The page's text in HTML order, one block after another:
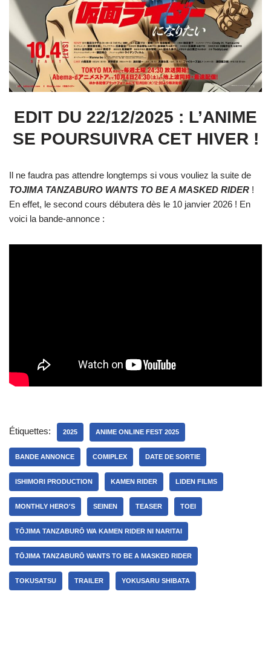
EDIT DU 22/12/2025 : L’ANIME
SE POURSUIVRA CET HIVER !
Il ne faudra pas attendre longtemps si vous vouliez la suite de
TOJIMA TANZABURO WANTS TO BE A MASKED RIDER !
En effet, le second cours débutera dès le 10 janvier 2026 ! En
voici la bande-annonce :
Étiquettes: 2025 ANIME ONLINE FEST 2025
BANDE ANNONCE COMIPLEX DATE DE SORTIE
ISHIMORI PRODUCTION KAMEN RIDER LIDEN FILMS
MONTHLY HERO'S SEINEN TEASER TOEI
TŌJIMA TANZABURŌ WA KAMEN RIDER NI NARITAI
TŌJIMA TANZABURŌ WANTS TO BE A MASKED RIDER
TOKUSATSU TRAILER YOKUSARU SHIBATA